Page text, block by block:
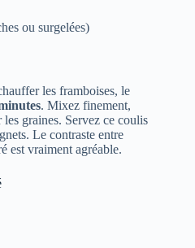
ou surgelées)
les framboises, le
. Mixez finement,
graines. Servez ce coulis
Le contraste entre
est vraiment agréable.